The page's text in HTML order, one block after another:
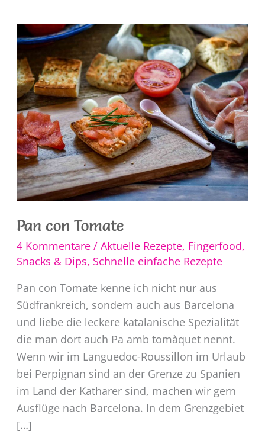
Pan con Tomate
4 Kommentare / Aktuelle Rezepte, Fingerfood,
Snacks & Dips, Schnelle einfache Rezepte
Pan con Tomate kenne ich nicht nur aus
Südfrankreich, sondern auch aus Barcelona
und liebe die leckere katalanische Spezialität
die man dort auch Pa amb tomàquet nennt.
Wenn wir im Languedoc-Roussillon im Urlaub
bei Perpignan sind an der Grenze zu Spanien
im Land der Katharer sind, machen wir gern
Ausflüge nach Barcelona. In dem Grenzgebiet
[…]